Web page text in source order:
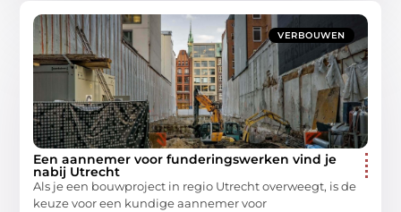
VERBOUWEN
Een aannemer voor funderingswerken vind je
nabij Utrecht
Als je een bouwproject in regio Utrecht overweegt, is de
keuze voor een kundige aannemer voor